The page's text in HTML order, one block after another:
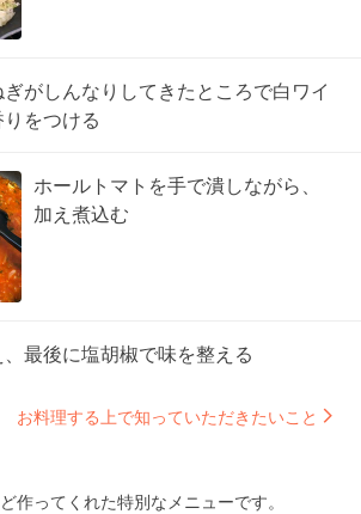
がしんなりしてきたところで白ワイ
をつける
ホールトマトを手で潰しながら、
加え煮込む
最後に塩胡椒で味を整える
お料理する上で知っていただきたいこと
作ってくれた特別なメニューです。